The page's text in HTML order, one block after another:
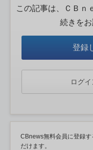
この記事は、ＣＢｎ
続きをお
登録
ログ
CBnews無料会員に登録
だけます。